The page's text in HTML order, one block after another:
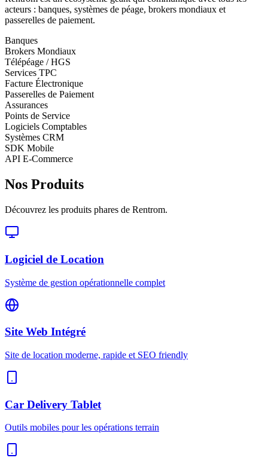
acteurs : banques, systèmes de péage, brokers mondiaux et
passerelles de paiement.
Banques
Brokers Mondiaux
Télépéage / HGS
Services TPC
Facture Électronique
Passerelles de Paiement
Assurances
Points de Service
Logiciels Comptables
Systèmes CRM
SDK Mobile
API E-Commerce
Nos Produits
Découvrez les produits phares de Rentrom.
Logiciel de Location
Système de gestion opérationnelle complet
Site Web Intégré
Site de location moderne, rapide et SEO friendly
Car Delivery Tablet
Outils mobiles pour les opérations terrain